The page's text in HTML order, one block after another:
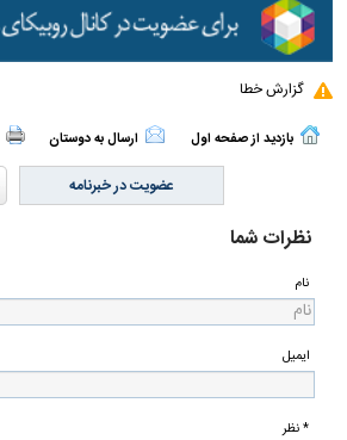
گزارش خطا
بازدید از صفحه اول ارسال به دوستان
عضویت در خبرنامه
نظرات شما
نام
ایمیل
* نظر